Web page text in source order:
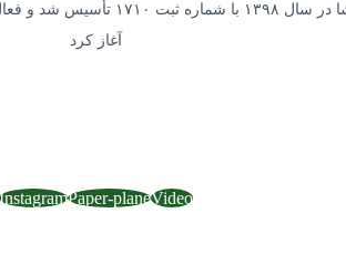
شرکت کامجوطب کوشا در سال
آغاز کرد
Video
Paper-plane
Instagram